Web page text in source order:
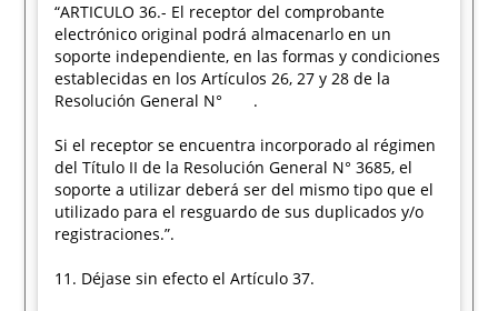
“ARTICULO 36.- El receptor del comprobante
electrónico original podrá almacenarlo en un
soporte independiente, en las formas y condiciones
establecidas en los Artículos 26, 27 y 28 de la
Resolución General N° .
Si el receptor se encuentra incorporado al régimen
del Título II de la Resolución General N° 3685, el
soporte a utilizar deberá ser del mismo tipo que el
utilizado para el resguardo de sus duplicados y/o
registraciones.”.
11. Déjase sin efecto el Artículo 37.